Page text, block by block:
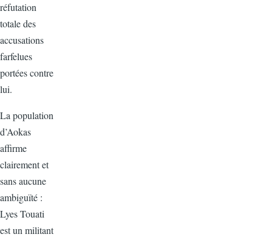
réfutation
totale des
accusations
farfelues
portées contre
lui.
La population
d’Aokas
affirme
clairement et
sans aucune
ambiguïté :
Lyes Touati
est un militant